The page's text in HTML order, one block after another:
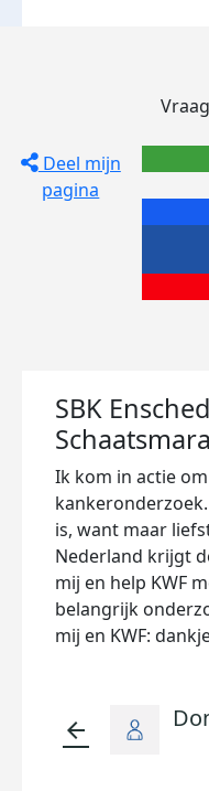
Deel mijn
pagina
SBK
Ik kom in actie
is, want maar
Nederland krijgt
mij en help KWF
belangrijk
mij en KWF:
arrow_back